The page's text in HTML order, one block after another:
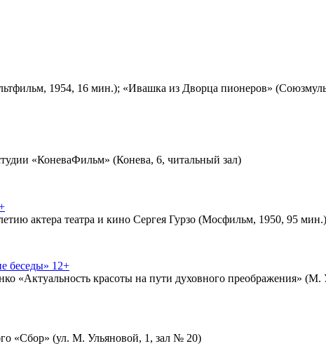
1954, 16 мин.); «Ивашка из Дворца пионеров»
«КоневаФильм» (Конева, 6, читальный зал)
актера театра и кино Сергея Гурзо (Мосфильм, 1950, 95
беседы» 12+
«Актуальность красоты на пути духовного преображения»
«Сбор» (ул. М. Ульяновой, 1, зал № 20)